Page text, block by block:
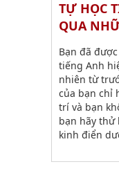
TỰ HỌC
QUA
Bạn đã
tiếng Anh
nhiên từ
của bạn chỉ
trí và bạn
bạn hãy thử
kinh điển